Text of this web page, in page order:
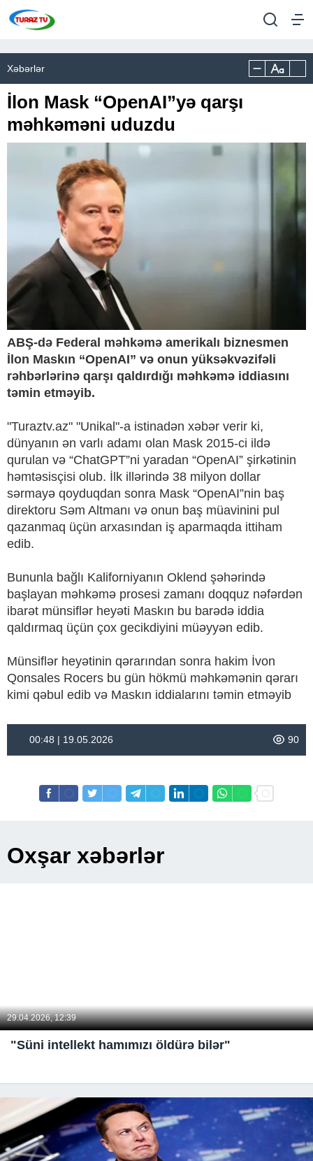
Xəbərlər
İlon Mask “OpenAI”yə qarşı
məhkəməni uduzdu
ABŞ-də Federal məhkəmə amerikalı biznesmen
İlon Maskın “OpenAI” və onun yüksəkvəzifəli
rəhbərlərinə qarşı qaldırdığı məhkəmə iddiasını
təmin etməyib.
"Turaztv.az" "Unikal"-a istinadən xəbər verir ki,
dünyanın ən varlı adamı olan Mask 2015-ci ildə
qurulan və “ChatGPT”ni yaradan “OpenAI” şirkətinin
həmtəsisçisi olub. İlk illərində 38 milyon dollar
sərmayə qoyduqdan sonra Mask “OpenAI”nin baş
direktoru Səm Altmanı və onun baş müavinini pul
qazanmaq üçün arxasından iş aparmaqda ittiham
edib.
Bununla bağlı Kaliforniyanın Oklend şəhərində
başlayan məhkəmə prosesi zamanı doqquz nəfərdən
ibarət münsiflər heyəti Maskın bu barədə iddia
qaldırmaq üçün çox gecikdiyini müəyyən edib.
Münsiflər heyətinin qərarından sonra hakim İvon
Qonsales Rocers bu gün hökmü məhkəmənin qərarı
kimi qəbul edib və Maskın iddialarını təmin etməyib
00:48 | 19.05.2026 90
Oxşar xəbərlər
29.04.2026, 12:39
"Süni intellekt hamımızı öldürə bilər"